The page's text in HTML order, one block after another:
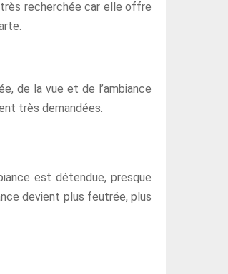
recherchée car elle offre
de la vue et de l’ambiance
très demandées.
est détendue, presque
devient plus feutrée, plus